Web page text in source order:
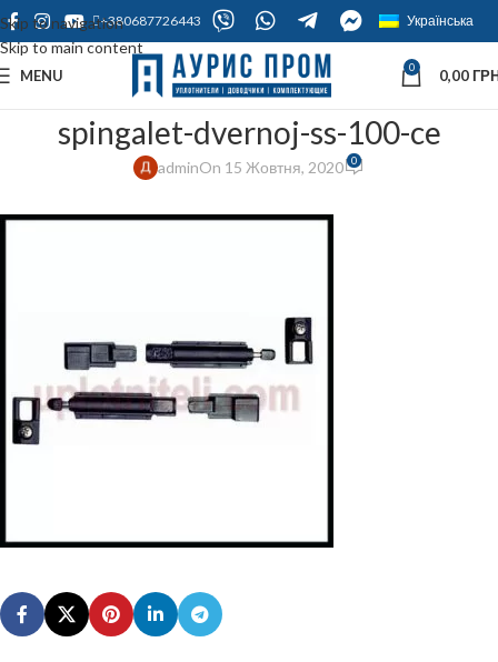
Skip to navigation
Skip to main content
+380687726443 Українська
MENU 0 0,00
spingalet-dvernoj-ss-100-ce
adminOn 15 Жовтня, 2020 0